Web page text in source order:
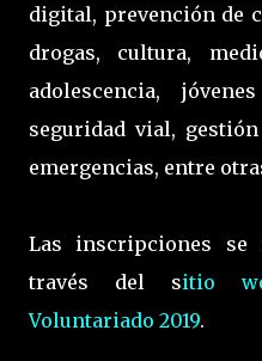
digital, prevención de
drogas, cultura,
adolescencia,
seguridad vial,
emergencias, entre
Las inscripciones se
través del sitio
Voluntariado 2019.